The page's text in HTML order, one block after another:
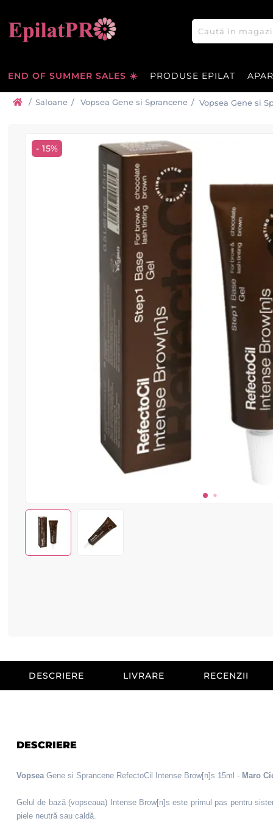
END OF SUMMER SALES ☀️ PRODUSE EPILAT
/ Saloane / Vopsea Gene si Sprancene / Vopsea Gene si
- 15%
DESCRIERE LIVRARE RECENZII
DESCRIERE
VopseaGene si Sprancene RefectoCil Intense Brow[n]s 15ml - Maro
Gelul de bază(vopseaua) Intense Brow[n]s este primul pas pentru
piele neutră sau caldă.